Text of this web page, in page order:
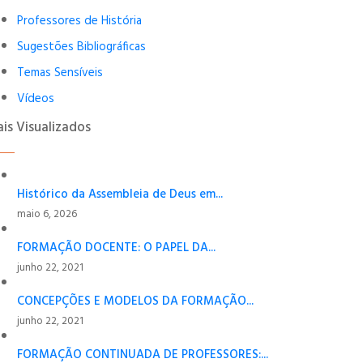
Professores de História
Sugestões Bibliográficas
Temas Sensíveis
Vídeos
Visualizados
Histórico da Assembleia de Deus em...
maio 6, 2026
FORMAÇÃO DOCENTE: O PAPEL DA...
junho 22, 2021
CONCEPÇÕES E MODELOS DA FORMAÇÃO...
junho 22, 2021
FORMAÇÃO CONTINUADA DE PROFESSORES:...